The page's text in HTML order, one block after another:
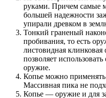
руками. Причем самые
большей надежности
упирали древком в
Тонкий граненый
пробивания, то есть
листовидная
позволяет
оружие.
Копье можно применять
Массивная пика не
Копье — оружие и для